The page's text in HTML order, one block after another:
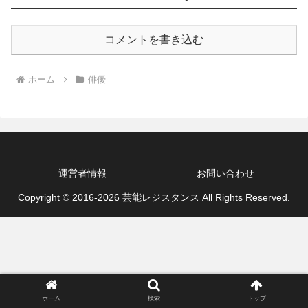
コメントを書き込む
ホーム 俳優
運営者情報 お問い合わせ
Copyright © 2016-2026 芸能レジスタンス All Rights Reserved.
ホーム 検索 トップ